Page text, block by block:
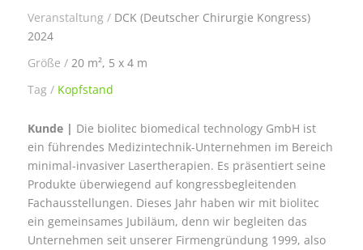
Veranstaltung
DCK (Deutscher Chirurgie Kongress)
2024
Größe
20 m², 5 x 4 m
Tag
Kopfstand
Kunde | Die biolitec biomedical technology GmbH ist
ein führendes Medizintechnik-Unternehmen im Bereich
minimal-invasiver Lasertherapien. Es präsentiert seine
Produkte überwiegend auf kongressbegleitenden
Fachausstellungen. Dieses Jahr haben wir mit biolitec
ein gemeinsames Jubiläum, denn wir begleiten das
Unternehmen seit unserer Firmengründung 1999, also